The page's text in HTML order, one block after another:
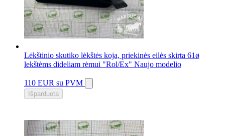
Lėkštinio skutiko lėkštės koja, priekinės eilės skirta 61ø
lekštėms dideliam rėmui "Rol/Ex" Naujo modelio
110 EUR su PVM
Išparduota